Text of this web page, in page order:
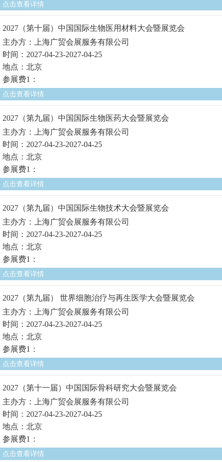
点击查看详情
2027（第十届）中国国际生物医用材料大会暨展览会
主办方：上海广贸会展服务有限公司
时间：2027-04-23-2027-04-25
地点：北京
参展费1：
点击查看详情
2027（第九届）中国国际生物医药大会暨展览会
主办方：上海广贸会展服务有限公司
时间：2027-04-23-2027-04-25
地点：北京
参展费1：
点击查看详情
2027（第九届）中国国际生物技术大会暨展览会
主办方：上海广贸会展服务有限公司
时间：2027-04-23-2027-04-25
地点：北京
参展费1：
点击查看详情
2027（第九届） 世界细胞治疗与再生医学大会暨展览会
主办方：上海广贸会展服务有限公司
时间：2027-04-23-2027-04-25
地点：北京
参展费1：
点击查看详情
2027（第十一届）中国国际骨科研究大会暨展览会
主办方：上海广贸会展服务有限公司
时间：2027-04-23-2027-04-25
地点：北京
参展费1：
点击查看详情